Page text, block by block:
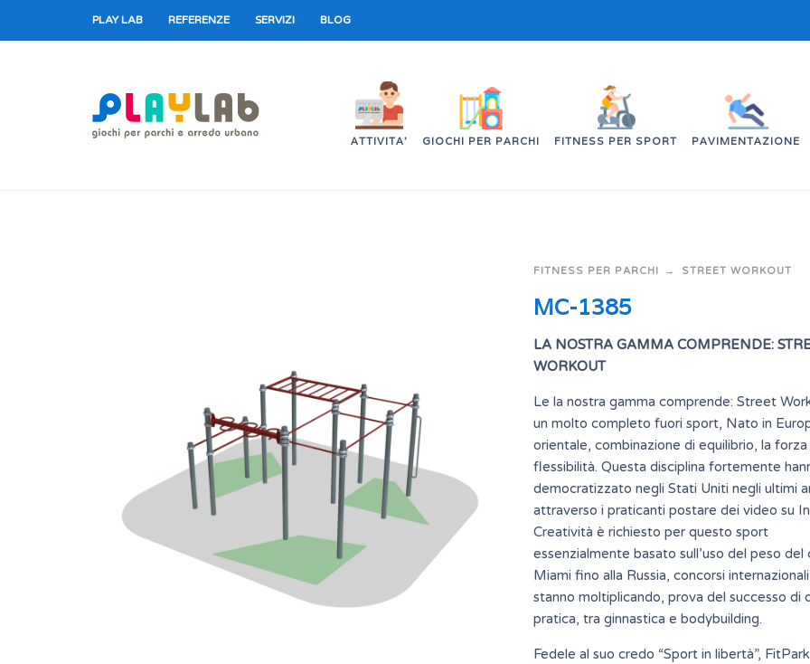
PLAY LAB REFERENZE SERVIZI BLOG
ATTIVITA’ GIOCHI PER PARCHI FITNESS PER SPORT PAVIMENTAZIONE
FITNESS PER PARCHI STREET WORKOUT
MC-1385
LA NOSTRA GAMMA COMPRENDE:
WORKOUT
Le la nostra gamma comprende: Street
un molto completo fuori sport, Nato in
orientale, combinazione di equilibrio, la forza
flessibilità. Questa disciplina fortemente
democratizzato negli Stati Uniti negli ultimi
attraverso i praticanti postare dei video su
Creatività è richiesto per questo sport
essenzialmente basato sull’uso del peso del
Miami fino alla Russia, concorsi
stanno moltiplicando, prova del successo di
pratica, tra ginnastica e bodybuilding.
Fedele al suo credo “Sport in libertà”,